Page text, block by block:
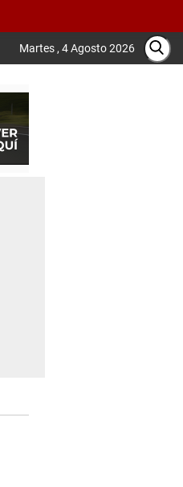
Martes , 4 Agosto 2026